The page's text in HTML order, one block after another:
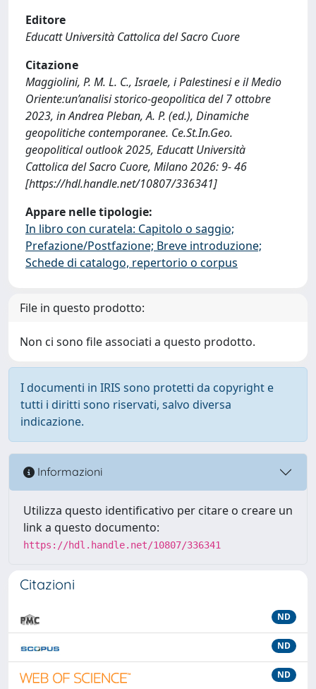
Editore
Educatt Università Cattolica del Sacro Cuore
Citazione
Maggiolini, P. M. L. C., Israele, i Palestinesi e il Medio
Oriente:un’analisi storico-geopolitica del 7 ottobre
2023, in Andrea Pleban, A. P. (ed.), Dinamiche
geopolitiche contemporanee. Ce.St.In.Geo.
geopolitical outlook 2025, Educatt Università
Cattolica del Sacro Cuore, Milano 2026: 9- 46
[https://hdl.handle.net/10807/336341]
Appare nelle tipologie:
In libro con curatela: Capitolo o saggio;
Prefazione/Postfazione; Breve introduzione;
Schede di catalogo, repertorio o corpus
File in questo prodotto:
Non ci sono file associati a questo prodotto.
I documenti in IRIS sono protetti da copyright e
tutti i diritti sono riservati, salvo diversa
indicazione.
Informazioni
Utilizza questo identificativo per citare o creare un
link a questo documento:
https://hdl.handle.net/10807/336341
Citazioni
ND
ND
ND